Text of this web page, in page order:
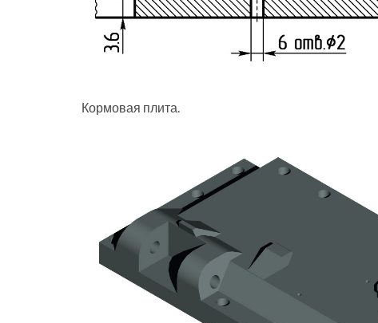
Кормовая плита.